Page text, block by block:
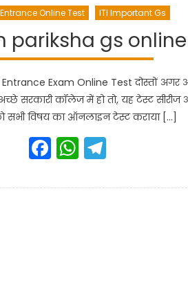
Online Test ITI Important Gs
pariksha gs
Exam Online Test दोस्तों अगर
सरकारी कॉलेज में हो तो, यह टेस्ट सीरीज
सभी विषय का ऑनलाइन टेस्ट कराया […]
Facebook
WhatsApp